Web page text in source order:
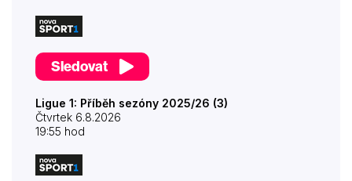
Sledovat
Ligue 1: Příběh sezóny 2025/26 (3)
Čtvrtek 6.8.2026
19:55 hod